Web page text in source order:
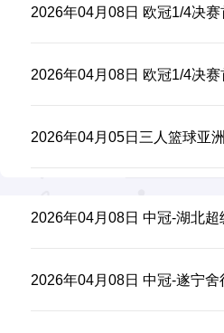
2026年04月08日 欧冠1/4决
2026年04月08日 欧冠1/4决
2026年04月05日三人篮球亚
2026年04月08日 中冠-湖北
2026年04月08日 中冠-遂宁